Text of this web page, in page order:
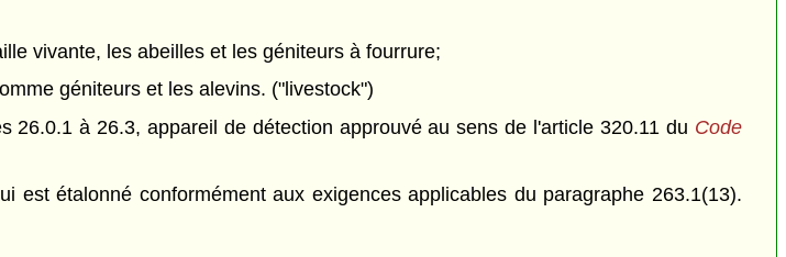
vivante, les abeilles et les géniteurs à fourrure;
géniteurs et les alevins. ("livestock")
26.0.1 à 26.3, appareil de détection approuvé au sens de l'article 320.11 du Code
est étalonné conformément aux exigences applicables du paragraphe 263.1(13).